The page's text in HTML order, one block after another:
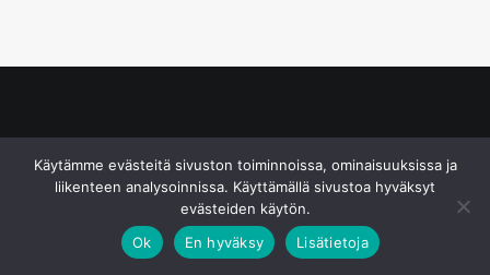
Käytämme evästeitä sivuston toiminnoissa, ominaisuuksissa ja
liikenteen analysoinnissa. Käyttämällä sivustoa hyväksyt
evästeiden käytön.
Ok
En hyväksy Lisätietoja